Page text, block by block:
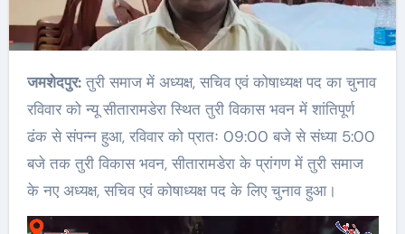
जमशेदपुर:तुरी समाज में अध्यक्ष, सचिव एवं कोषाध्यक्ष पद का चुनाव
रविवार को न्यू सीतारामडेरा स्थित तुरी विकास भवन में शांतिपूर्ण
ढंक से संपन्न हुआ, रविवार को प्रातः 09:00 बजे से संध्या 5:00
बजे तक तुरी विकास भवन, सीतारामडेरा के प्रांगण में तुरी समाज
के नए अध्यक्ष, सचिव एवं कोषाध्यक्ष पद के लिए चुनाव हुआ।
Video